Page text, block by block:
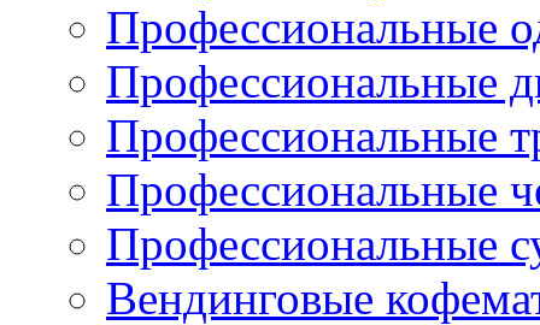
Профессиональные
Профессиональные
Профессиональные
Профессиональные
Профессиональные
Вендинговые